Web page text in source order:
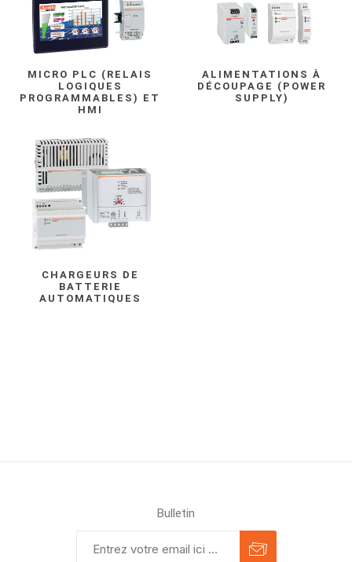
MICRO PLC (RELAIS
LOGIQUES
PROGRAMMABLES) ET
HMI
ALIMENTATIONS À
DÉCOUPAGE (POWER
SUPPLY)
CHARGEURS DE
BATTERIE
AUTOMATIQUES
Bulletin